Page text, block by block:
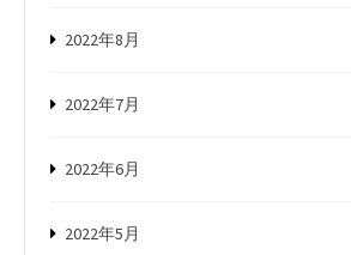
2022年8月
2022年7月
2022年6月
2022年5月